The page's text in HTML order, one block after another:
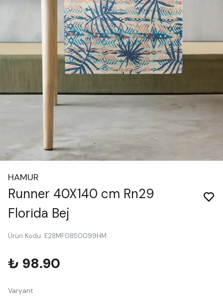
HAMUR
Runner 40X140 cm Rn29
Florida Bej
Ürün Kodu: E28MF0850099HM
₺ 98.90
Varyant